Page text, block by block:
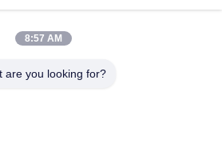
QPPY-D de cylindre hydraulique
8:57 AM
are you looking for?